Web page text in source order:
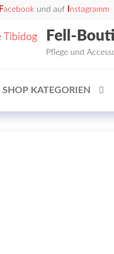
Facebook und auf nstagramm
Fell-
Pflege und
SHOP KATEGORIEN